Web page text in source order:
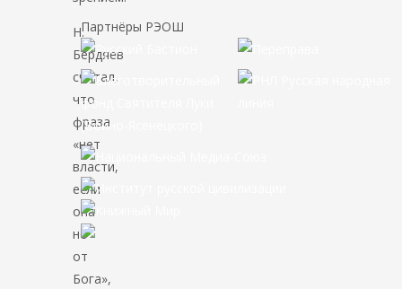
Н.
Бердяев
считал,
что
фраза
«нет
власти,
если
она
не
от
Бога»,
Партнёры РЭОШ